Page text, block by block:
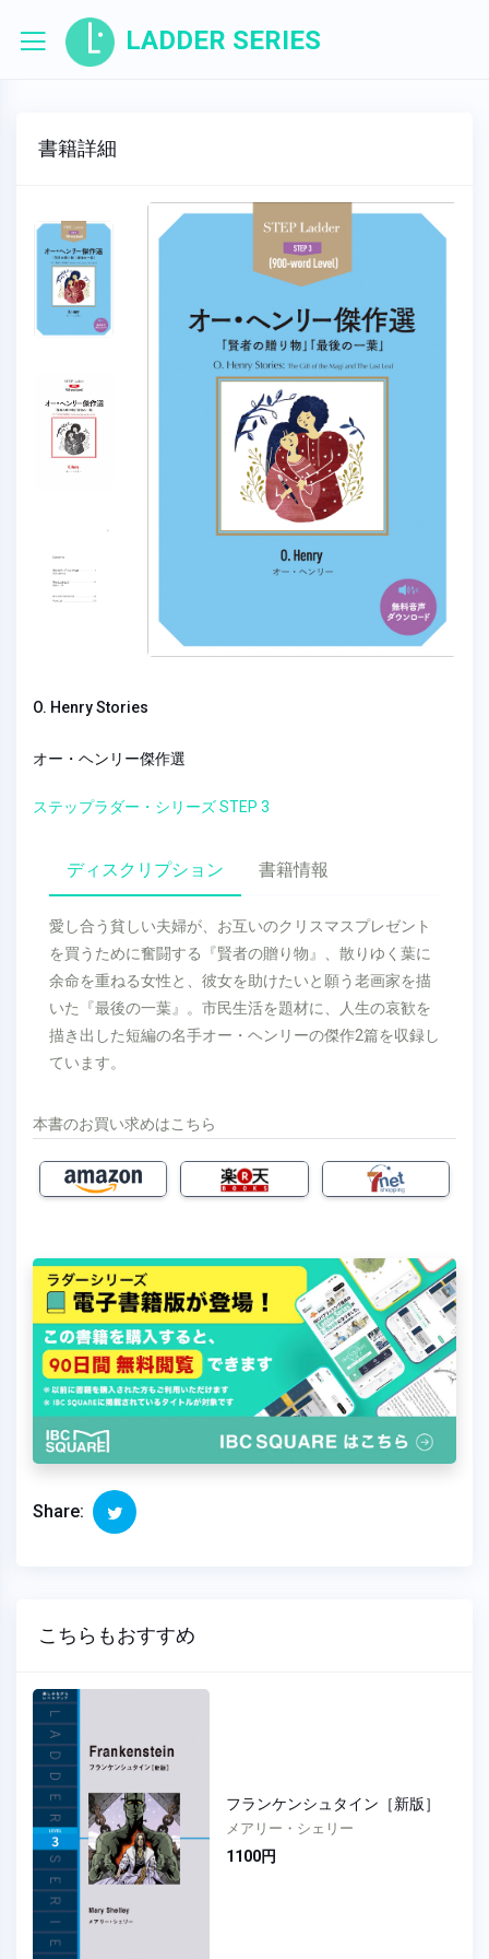
LADDER SERIES
書籍詳細
O. Henry Stories
オー・ヘンリー傑作選
ステップラダー・シリーズ STEP 3
ディスクリプション 書籍情報
愛し合う貧しい夫婦が、お互いのクリスマスプレゼント
を買うために奮闘する『賢者の贈り物』、散りゆく葉に
余命を重ねる女性と、彼女を助けたいと願う老画家を描
いた『最後の一葉』。市民生活を題材に、人生の哀歓を
描き出した短編の名手オー・ヘンリーの傑作2篇を収録し
ています。
本書のお買い求めはこちら
Share:
こちらもおすすめ
フランケンシュタイン［新版］
メアリー・シェリー
1100円